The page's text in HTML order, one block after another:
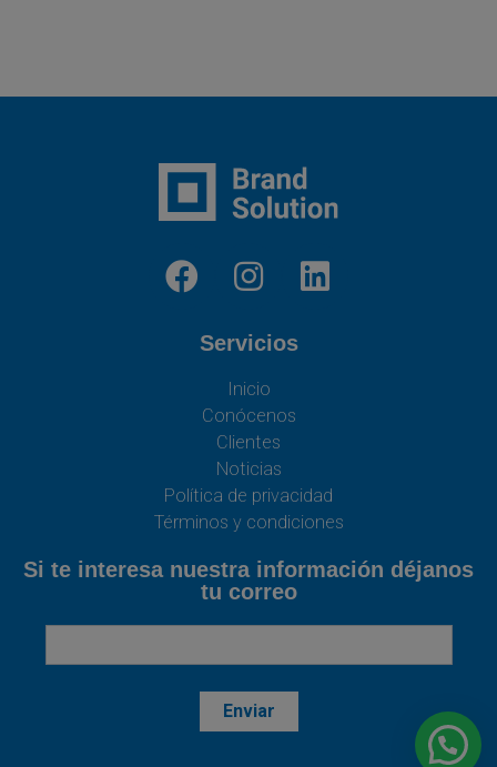
Servicios
Inicio
Conócenos
Clientes
Noticias
Política de privacidad
Términos y condiciones
Si te interesa nuestra información déjanos
tu correo